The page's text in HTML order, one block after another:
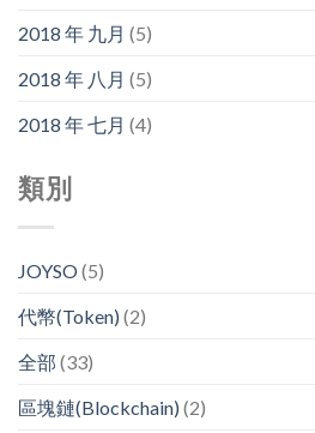
2018 年 九月 (5)
2018 年 八月 (5)
2018 年 七月 (4)
類別
JOYSO(5)
代幣(Token) (2)
全部 (33)
區塊鏈(Blockchain) (2)